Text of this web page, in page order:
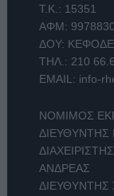
Τ.Κ.: 15351
ΑΦΜ:
ΔΟΥ: ΚΕΦΟΔΕ
ΤΗΛ.: 210
EMAIL: info-
ΝΟΜΙΜΟΣ
ΔΙΕΥΘΥΝΤΗΣ
ΑΝΔΡΕΑΣ
ΔΙΕΥΘΥΝΤΗΣ